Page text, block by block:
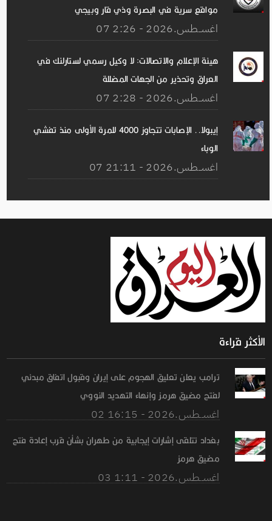
مواقع سرية في البصرة وذي قار وبيجي
07 اغســطس.2026 - 2:26
هيئة الإعلام والاتصالات: لا وكيل رسمي لستارلنك في
العراق وتحذير من الجهات المضللة
07 اغســطس.2026 - 2:28
إيبولا.. الإصابات تتجاوز 4000 للمرة الأولى منذ تفشي
الوباء
07 اغســطس.2026 - 21:11
الأكثر قراءة
ترامب يعلن تعليق الهجوم على إيران وقبول اتفاق مبدئي
لفتح مضيق هرمز وإنهاء التهديد النووي
02 اغســطس.2026 - 16:15
بغداد تتلقى إشارات إيجابية من طهران بشأن قرب إعادة فتح
مضيق هرمز
03 اغســطس.2026 - 1:11